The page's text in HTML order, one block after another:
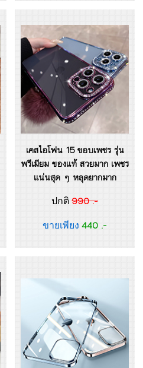
เคสไอโฟน 15 ขอบเพชร รุ่น
พรีเมียม ของแท้ สวยมาก เพชร
แน่นสุด ๆ หลุดยากมาก
ปกติ 990 .-
ขายเพียง 440 .-